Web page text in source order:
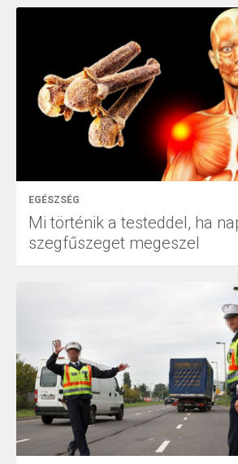
EGÉSZSÉG
Mi történik a testeddel, ha
szegfűszeget megeszel